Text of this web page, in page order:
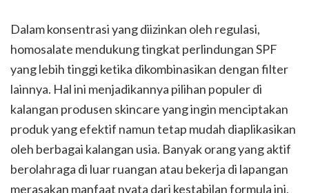
Dalam konsentrasi yang diizinkan oleh regulasi,
homosalate mendukung tingkat perlindungan SPF
yang lebih tinggi ketika dikombinasikan dengan filter
lainnya. Hal ini menjadikannya pilihan populer di
kalangan produsen skincare yang ingin menciptakan
produk yang efektif namun tetap mudah diaplikasikan
oleh berbagai kalangan usia. Banyak orang yang aktif
berolahraga di luar ruangan atau bekerja di lapangan
merasakan manfaat nyata dari kestabilan formula ini,